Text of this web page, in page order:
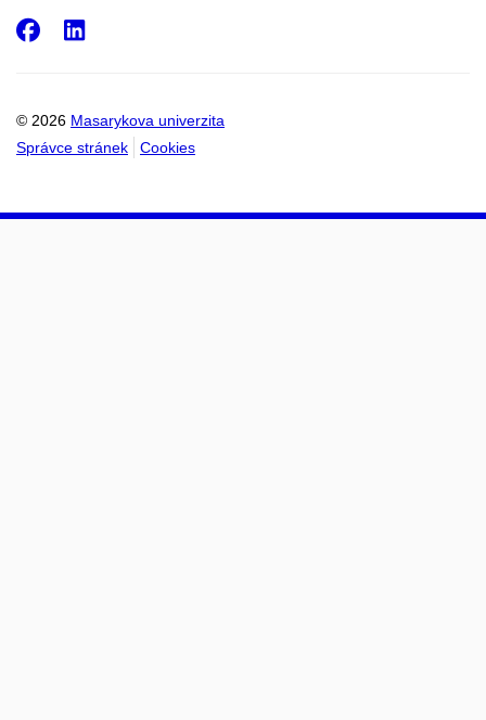
© 2026 Masarykova univerzita
Správce stránek
Cookies
Facebook